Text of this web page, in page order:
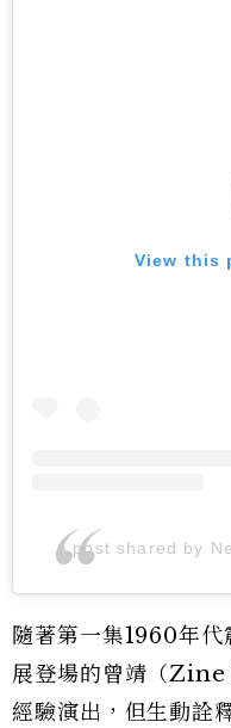
View this
A post shared by
隨著第一集1960年
展登場的曾靖（
經驗演出，但生動詮